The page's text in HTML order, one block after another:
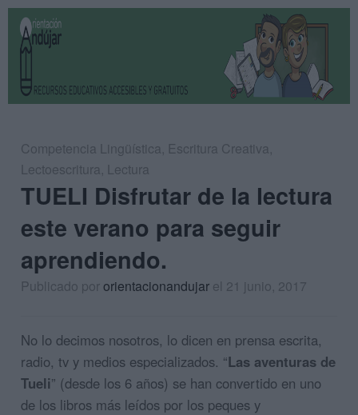
Competencia Lingüística, Escritura Creativa,
Lectoescritura, Lectura
TUELI Disfrutar de la lectura
este verano para seguir
aprendiendo.
Publicado pororientacionandujar el 21 junio, 2017
No lo decimos nosotros, lo dicen en prensa escrita,
radio, tv y medios especializados. “Las aventuras de
Tueli” (desde los 6 años) se han convertido en uno
de los libros más leídos por los peques y